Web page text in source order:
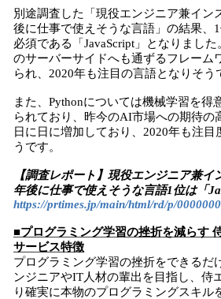
別途調査した「現役エンジニア兼イン
後に仕事で使えそうな言語」の結果、
必須である「JavaScript」となりました
のサーバーサイドへも通ずるフレーム
られ、2020年も注目の言語となりそう
また、Pythonについては機械学習を得
られており、昨今のAI市場への期待の
日に日に増加しており、2020年も注目
うです。
【調査レポート】現役エンジニア兼イ
年後に仕事で使えそうな言語1位は「
https://prtimes.jp/main/html/rd/p/
■プログラミング学習の挫折を減らす
サービス特徴
プログラミング学習の挫折をできるだ
ンジニアやIT人材の輩出を目指し、侍
り確実に本物のプログラミングスキル